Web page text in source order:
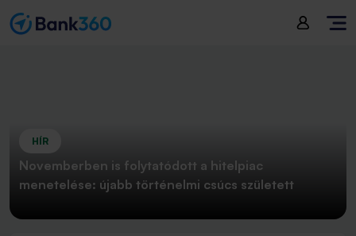
HÍR
Novemberben is folytatódott a hitelpiac
menetelése: újabb történelmi csúcs született